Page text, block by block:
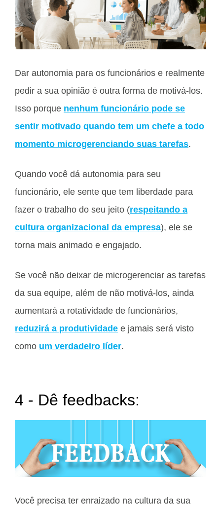
Dar autonomia para os funcionários e realmente
pedir a sua opinião é outra forma de motivá-los.
Isso porque nenhum funcionário pode se
sentir motivado quando tem um chefe a todo
momento microgerenciando suas tarefas.
Quando você dá autonomia para seu
funcionário, ele sente que tem liberdade para
fazer o trabalho do seu jeito (respeitando a
cultura organizacional da empresa), ele se
torna mais animado e engajado.
Se você não deixar de microgerenciar as tarefas
da sua equipe, além de não motivá-los, ainda
aumentará a rotatividade de funcionários,
reduzirá a produtividade e jamais será visto
como um verdadeiro líder.
4 - Dê feedbacks:
Você precisa ter enraizado na cultura da sua